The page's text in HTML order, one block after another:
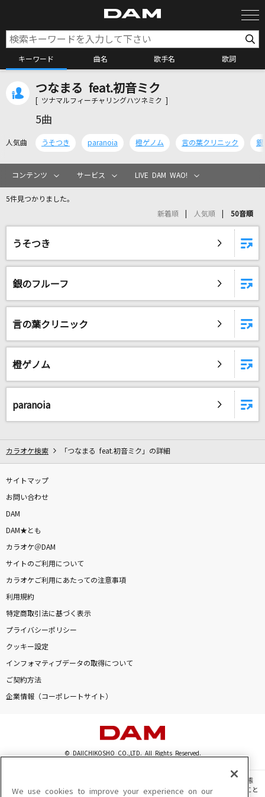
キーワード 曲名 歌手名 歌詞
カラオケ検索
カラオケリクエスト
会いたくて 会いたくて
西野カナ
ツユ
[良音]旅立ち
栄光の架橋
ゆず
忘れてください
ヨルシカ
英雄
doa
僕のかわい子ちゃん
MON7A
[プロオケ]I LOVE YOU
尾崎豊
ambivalent world
DAMの新曲・ランキングなど
つなまる feat.初音ミク
[ ツナマルフィーチャリングハツネミク ]
5曲
人気曲 うそつき paranoia 橙ゲノム 言の葉クリニック 銀
コンテンツ サービス LIVE DAM WAO!
5件見つかりました。
新着順 人気順 50音順
うそつき
銀のフルーフ
言の葉クリニック
橙ゲノム
paranoia
カラオケ検索 「つなまる feat.初音ミク」の詳細
サイトマップ
お問い合わせ
DAM
DAM★とも
カラオケ＠DAM
サイトのご利用について
カラオケご利用にあたっての注意事項
利用規約
特定商取引法に基づく表示
プライバシーポリシー
クッキー設定
インフォマティブデータの取得について
ご契約方法
企業情報（コーポレートサイト）
© DAIICHIKOSHO CO.,LTD. All Rights Reserved.
このサイトに掲載されている一切の文章・画像・写真・動画・音声等を、手段や形態
を問わず、著作権法の定める範囲を超えて無断で複製、転載、ファイル化などすること
We use cookies to improve your experience on our